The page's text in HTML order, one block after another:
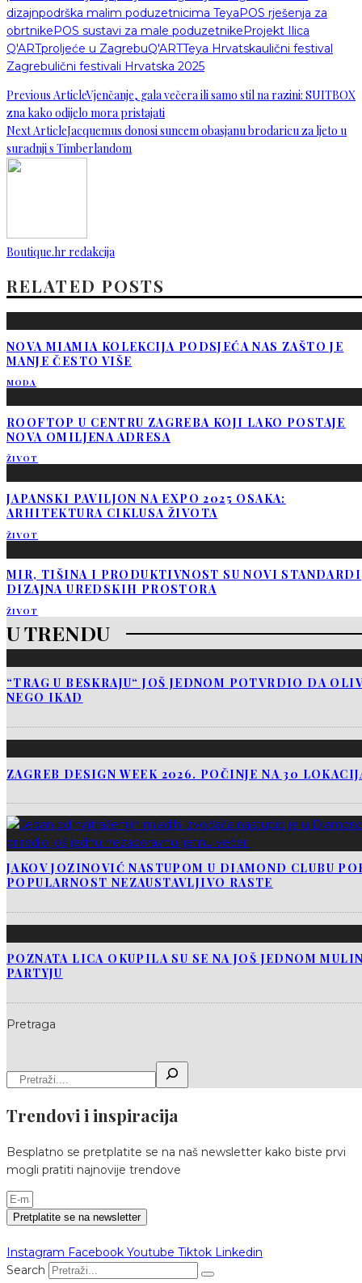
dizajnpodrška malim poduzetnicima TeyaPOS rješenja za
obrtnikePOS sustavi za male poduzetnikeProjekt Ilica
Q'ARTproljeće u ZagrebuQ'ARTTeya Hrvatskaulični festival
Zagrebulični festivali Hrvatska 2025
Previous ArticleVjenčanje, gala večera ili samo stil na razini: SUITBOX
zna kako odijelo mora pristajati
Next ArticleJacquemus donosi suncem obasjanu brodaricu za ljeto u
suradnji s Timberlandom
Boutique.hr redakcija
RELATED POSTS
NOVA MIAMIA KOLEKCIJA PODSJEĆA NAS ZAŠTO JE
MANJE ČESTO VIŠE
MODA
ROOFTOP U CENTRU ZAGREBA KOJI LAKO POSTAJE
NOVA OMILJENA ADRESA
ŽIVOT
JAPANSKI PAVILJON NA EXPO 2025 OSAKA:
ARHITEKTURA CIKLUSA ŽIVOTA
ŽIVOT
MIR, TIŠINA I PRODUKTIVNOST SU NOVI STANDARDI
DIZAJNA UREDSKIH PROSTORA
ŽIVOT
U TRENDU
“TRAG U BESKRAJU“ JOŠ JEDNOM POTVRDIO DA
NEGO IKAD
ZAGREB DESIGN WEEK 2026. POČINJE NA 30
JAKOV JOZINOVIĆ NASTUPOM U DIAMOND CLUBU
POPULARNOST NEZAUSTAVLJIVO RASTE
POZNATA LICA OKUPILA SU SE NA JOŠ JEDNOM
PARTYJU
Pretraga
Trendovi i inspiracija
Besplatno se pretplatite se na naš newsletter kako biste prvi
mogli pratiti najnovije trendove
Pretplatite se na newsletter
Instagram Facebook Youtube Tiktok Linkedin
Search